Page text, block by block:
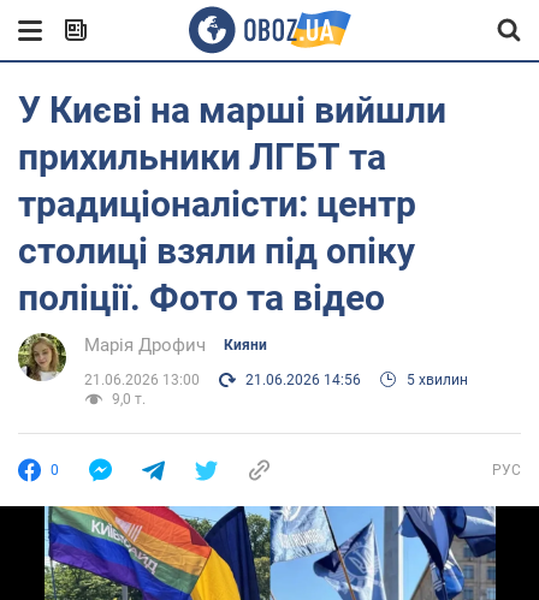
У Києві на марші вийшли
прихильники ЛГБТ та
традиціоналісти: центр
столиці взяли під опіку
поліції. Фото та відео
Марія Дрофич Кияни
21.06.2026 13:00 21.06.2026 14:56
5 хвилин
9,0 т.
0 РУС